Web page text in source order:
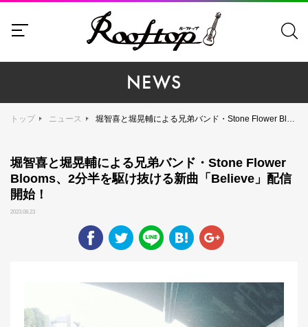
NEWS
トップ ニュース 堀智喜と堀晃輔による兄弟バンド・Stone Flower Blooms、2分半を駆け抜ける新曲「Believe」配信開始！
堀智喜と堀晃輔による兄弟バンド・Stone Flower
Blooms、2分半を駆け抜ける新曲「Believe」配信
開始！
2023.08.23